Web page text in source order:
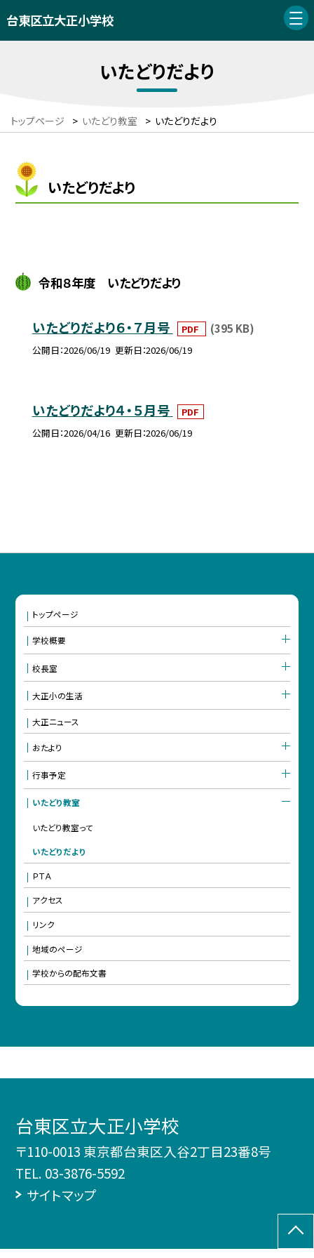
台東区立大正小学校
いたどりだより
トップページ > いたどり教室 > いたどりだより
いたどりだより
令和８年度 いたどりだより
いたどりだより６・７月号 PDF (395 KB)
公開日 2026/06/19 更新日 2026/06/19
いたどりだより４・５月号
PDF
公開日 2026/04/16 更新日 2026/06/19
トップページ
学校概要
校長室
大正小の生活
大正ニュース
おたより
行事予定
いたどり教室
いたどり教室って
いたどりだより
ＰＴＡ
アクセス
リンク
地域のページ
学校からの配布文書
台東区立大正小学校
〒110-0013 東京都台東区入谷2丁目23番8号
TEL. 03-3876-5592
サイトマップ